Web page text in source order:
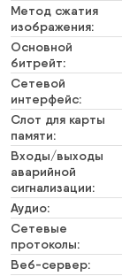
Метод сжатия
изображения:
Основной
битрейт:
Сетевой
интерфейс:
Слот для карты
памяти:
Входы/выходы
аварийной
сигнализации:
Аудио:
Сетевые
протоколы:
Веб-сервер: